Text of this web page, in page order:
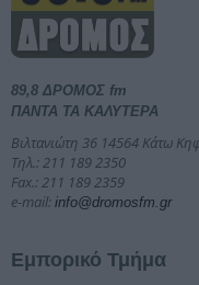
89,8 ΔΡΟΜΟΣ fm
ΠΑΝΤΑ ΤΑ ΚΑΛΥΤΕΡΑ
Βιλτανιώτη 36 14564 Κάτω
Τηλ.: 211 189 2350
Fax.: 211 189 2359
e-mail: info@dromosfm.gr
Εμπορικό Τμήμα